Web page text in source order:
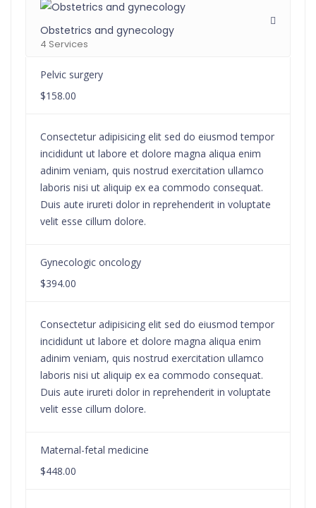
Obstetrics and gynecology
4 Services
Pelvic surgery
$158.00
Consectetur adipisicing elit sed do eiusmod tempor
incididunt ut labore et dolore magna aliqua enim
adinim veniam, quis nostrud exercitation ullamco
laboris nisi ut aliquip ex ea commodo consequat.
Duis aute irureti dolor in reprehenderit in voluptate
velit esse cillum dolore.
Gynecologic oncology
$394.00
Consectetur adipisicing elit sed do eiusmod tempor
incididunt ut labore et dolore magna aliqua enim
adinim veniam, quis nostrud exercitation ullamco
laboris nisi ut aliquip ex ea commodo consequat.
Duis aute irureti dolor in reprehenderit in voluptate
velit esse cillum dolore.
Maternal-fetal medicine
$448.00